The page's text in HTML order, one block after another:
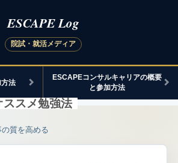
法
ESCAPEコンサルキャリアの概要
と参加方法
の質を高める
スメ勉強法